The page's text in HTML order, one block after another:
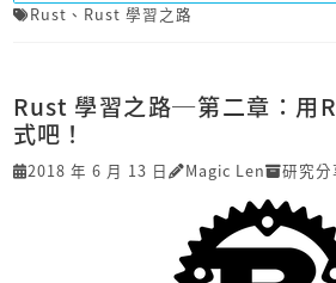
Rust 、 Rust 學習之路
Rust 學習之路─第二章：用
式吧！
2018 年 6 月 13 日 Magic Len 研究分